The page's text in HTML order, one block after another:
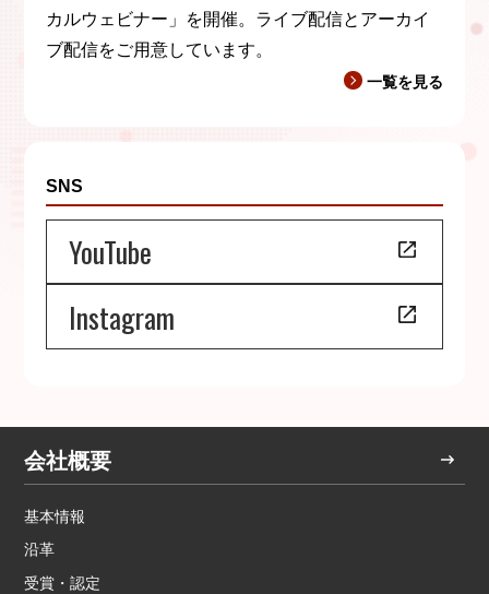
カルウェビナー」を開催。ライブ配信とアーカイ
ブ配信をご用意しています。
一覧を見る
SNS
YouTube
Instagram
会社概要
基本情報
沿革
受賞・認定